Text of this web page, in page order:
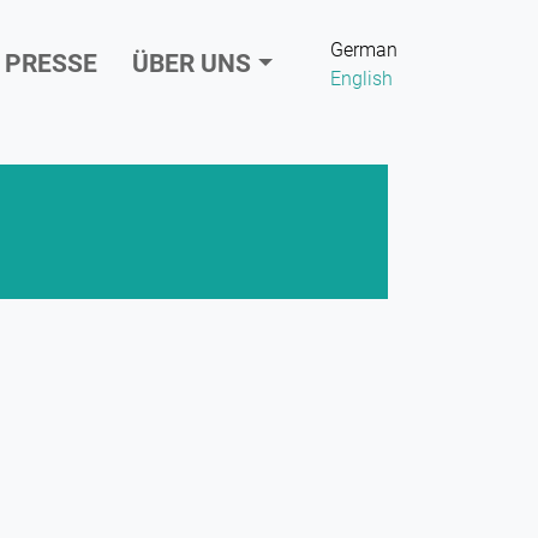
PRESSE ÜBER UNS
German
English